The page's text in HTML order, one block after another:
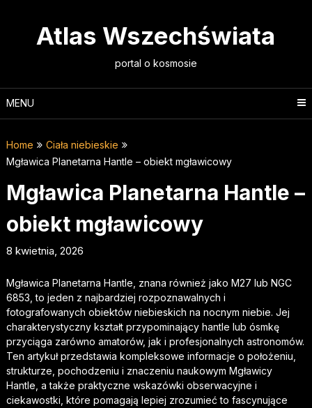
Atlas Wszechświata
portal o kosmosie
MENU
Home
Ciała niebieskie
Mgławica Planetarna Hantle – obiekt mgławicowy
Mgławica Planetarna Hantle –
obiekt mgławicowy
8 kwietnia, 2026
Mgławica Planetarna Hantle, znana również jako M27 lub NGC
6853, to jeden z najbardziej rozpoznawalnych i
fotografowanych obiektów niebieskich na nocnym niebie. Jej
charakterystyczny kształt przypominający hantle lub ósmkę
przyciąga zarówno amatorów, jak i profesjonalnych astronomów.
Ten artykuł przedstawia kompleksowe informacje o położeniu,
strukturze, pochodzeniu i znaczeniu naukowym Mgławicy
Hantle, a także praktyczne wskazówki obserwacyjne i
ciekawostki, które pomagają lepiej zrozumieć to fascynujące